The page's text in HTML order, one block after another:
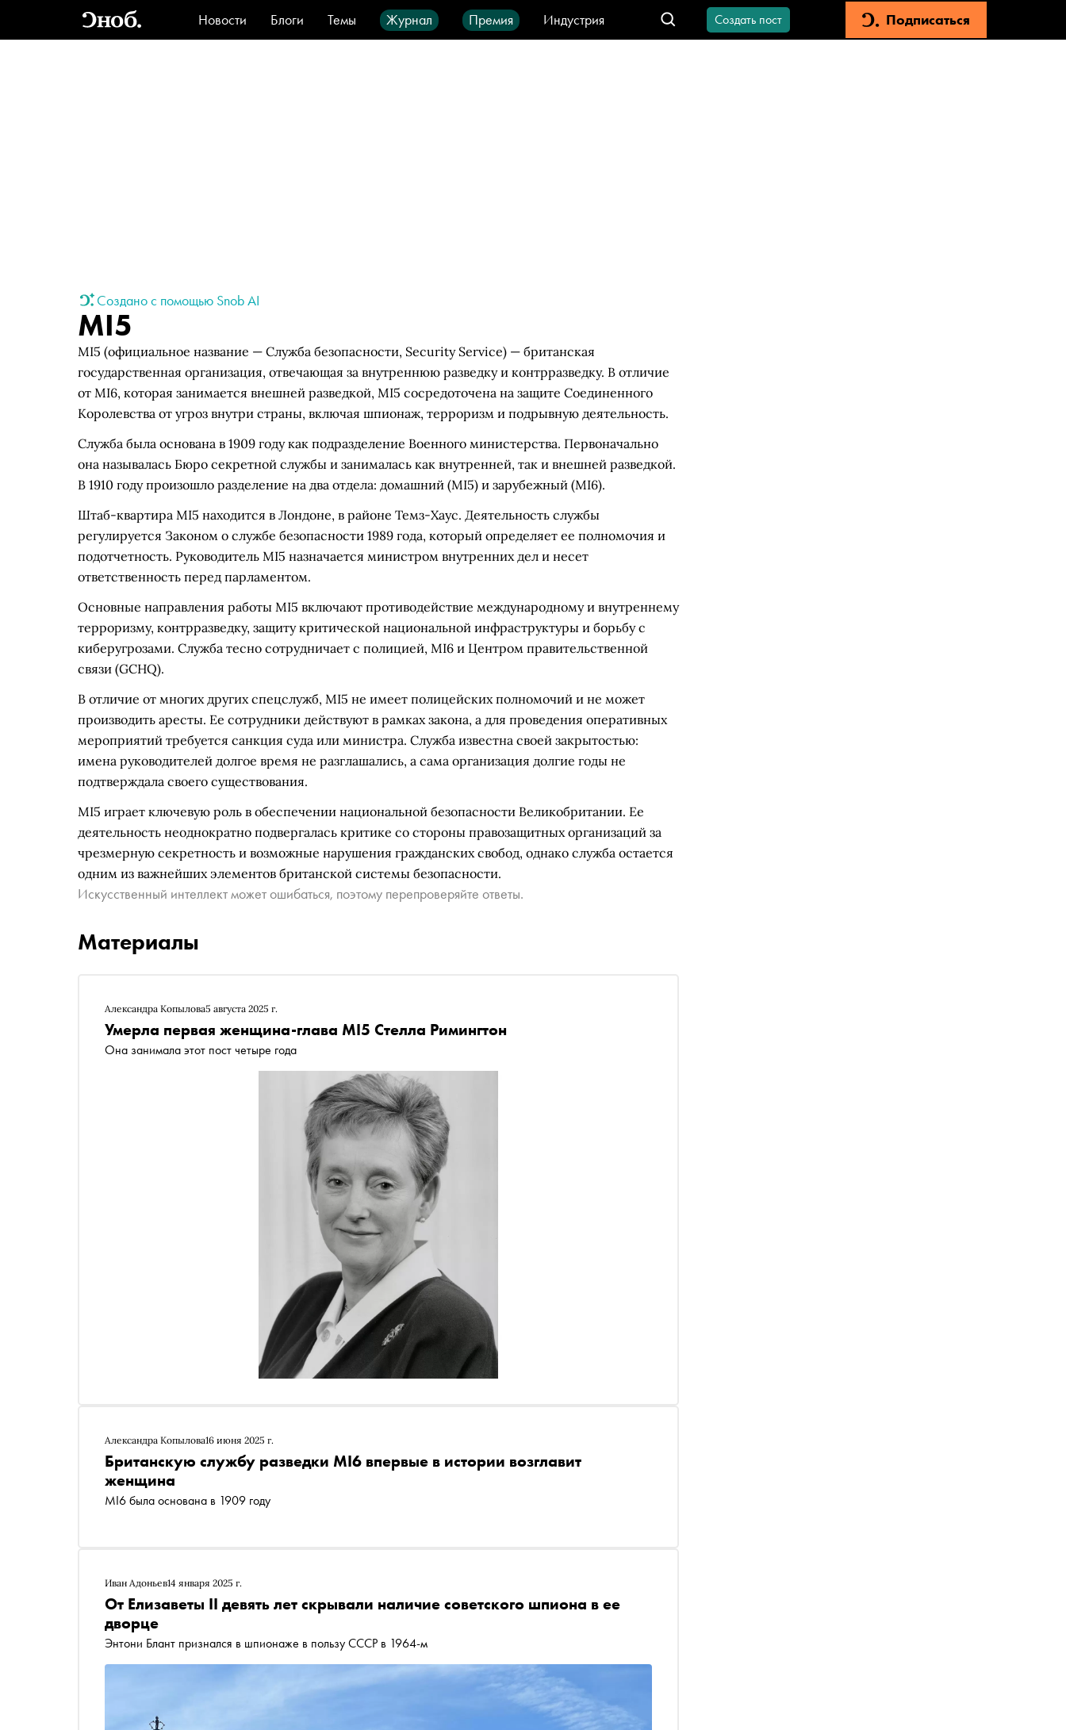
Новости Блоги Темы Журнал Премия
Индустрия
Стиль
Видео Город IT-продукты
Создать пост Подписаться
Создано с помощью Snob AI
MI5
MI5 (официальное название — Служба безопасности, Security Service) — британская
государственная организация, отвечающая за внутреннюю разведку и контрразведку. В отличие
от MI6, которая занимается внешней разведкой, MI5 сосредоточена на защите Соединенного
Королевства от угроз внутри страны, включая шпионаж, терроризм и подрывную деятельность.
Служба была основана в 1909 году как подразделение Военного министерства. Первоначально
она называлась Бюро секретной службы и занималась как внутренней, так и внешней разведкой.
В 1910 году произошло разделение на два отдела: домашний (MI5) и зарубежный (MI6).
Штаб-квартира MI5 находится в Лондоне, в районе Темз-Хаус. Деятельность службы
регулируется Законом о службе безопасности 1989 года, который определяет ее полномочия и
подотчетность. Руководитель MI5 назначается министром внутренних дел и несет
ответственность перед парламентом.
Основные направления работы MI5 включают противодействие международному и внутреннему
терроризму, контрразведку, защиту критической национальной инфраструктуры и борьбу с
киберугрозами. Служба тесно сотрудничает с полицией, MI6 и Центром правительственной
связи (GCHQ).
В отличие от многих других спецслужб, MI5 не имеет полицейских полномочий и не может
производить аресты. Ее сотрудники действуют в рамках закона, а для проведения оперативных
мероприятий требуется санкция суда или министра. Служба известна своей закрытостью:
имена руководителей долгое время не разглашались, а сама организация долгие годы не
подтверждала своего существования.
MI5 играет ключевую роль в обеспечении национальной безопасности Великобритании. Ее
деятельность неоднократно подвергалась критике со стороны правозащитных организаций за
чрезмерную секретность и возможные нарушения гражданских свобод, однако служба остается
одним из важнейших элементов британской системы безопасности.
Искусственный интеллект может ошибаться, поэтому перепроверяйте ответы.
Материалы
Александра Копылова5 августа 2025 г.
Умерла первая женщина-глава MI5 Стелла Римингтон
Она занимала этот пост четыре года
Александра Копылова16 июня 2025 г.
Британскую службу разведки MI6 впервые в истории возглавит
женщина
MI6 была основана в 1909 году
Иван Адоньев14 января 2025 г.
От Елизаветы II девять лет скрывали наличие советского шпиона в ее
дворце
Энтони Блант признался в шпионаже в пользу СССР в 1964-м